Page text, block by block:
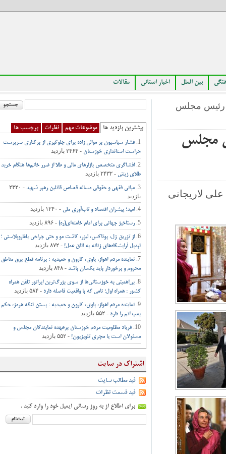
بین الملل اخبار استانی مقالات
مجلس
مجلس
لاریجانی
بیشترین بازدید ها موضوعات مهم نظرات برچسب ها
فشار سیاسیون بر موالی زاده برای جلوگیری از برکناری سرپرست
حراست استانداری خوزستان- ۲۴۶۴ بازدید
افشاگری متخصص بازارهای مالی و طلا از ضرر خانم‌ها هنگام خرید
طلای زینتی- ۲۴۳۲ بازدید
مبانی فقهی و حقوقی مساله قصاص قاتلین رهبر شهید
- ۲۳۲۰
بازدید
امید؛ پیشران اقتصاد و تاب‌آوری ملی- ۱۲۴۰ بازدید
رستاخیز جهانی برای امام خامنه‌ای(ره)- ۸۹۶ بازدید
از تزریق ژل، بوتاکس، لیزر، کاشت مو و حتی جراحی‌ بلفاروپلاستی ؛
تبدیل آرایشگاه‌های زنانه به اتاق‌ عمل‌!- ۸۷۲ بازدید
نماینده مردم اهواز، باوی، کارون و حمیدیه : برنامه قطع برق مناطق
محروم و برخوردار باید یکسان باشد - ۸۴۸ بازدید
بی‌اهمیتی به خوزستانی‌ها از سوی بزرگ‌ترین اپراتور تلفن همراه
کشور : همراه اول؛ نامی که با واقعیت فاصله دارد - ۵۸۴ بازدید
نماینده مردم اهواز، باوی، کارون و حمیدیه : بستن تنگه هرمز، حکم
بمب اتم را دارد - ۵۵۲ بازدید
فریاد مظلومیت مردم خوزستان برعهده نمایندگان مجلس و
مسئولان است یا مجری تلویزیون!- ۵۵۲ بازدید
اشتراک در سایت
فید مطالب سایت
فید قسمت نظرات
برای اطلاع از به روز رسانی ایمیل خود را وارد کنید .